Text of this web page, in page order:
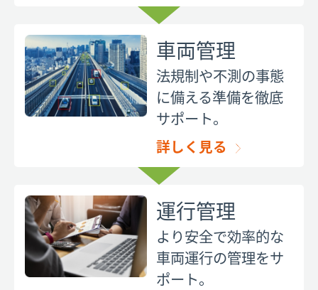
車両管理
法規制や不測の事態
に備える準備を徹底
サポート。
詳しく見る
運行管理
より安全で効率的な
車両運行の管理をサ
ポート。